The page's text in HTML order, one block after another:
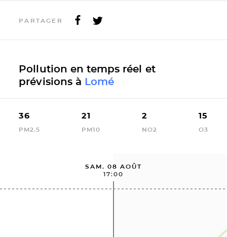
PARTAGER
Pollution en temps réel et
prévisions à Lomé
36
PM2.5
21
PM10
2
NO2
15
O3
SAM. 08 AOÛT
17:00